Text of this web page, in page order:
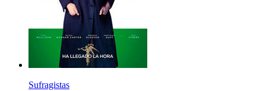
Sufragistas